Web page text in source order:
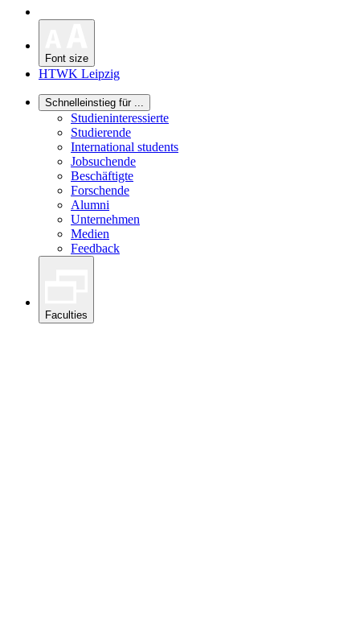
Font size
HTWK Leipzig
Schnelleinstieg für ...
Studieninteressierte
Studierende
International students
Jobsuchende
Beschäftigte
Forschende
Alumni
Unternehmen
Medien
Feedback
Faculties